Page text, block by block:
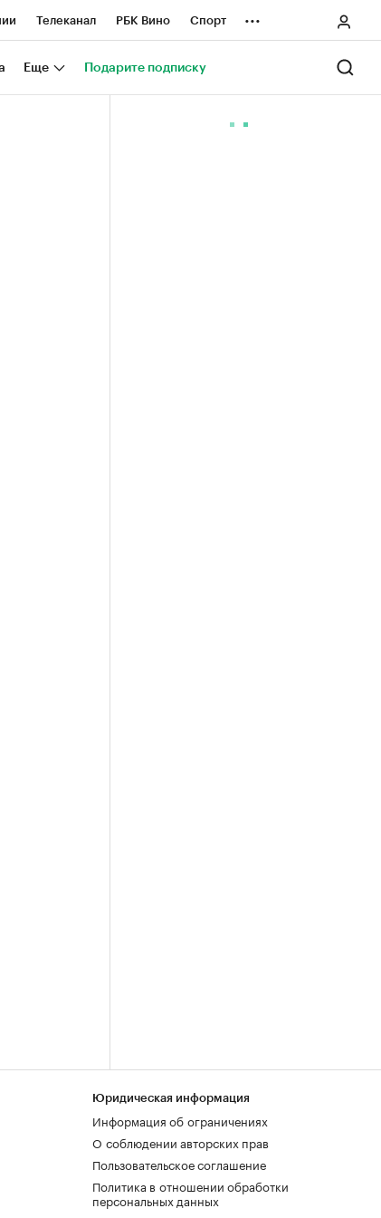
Телеканал РБК Вино Спорт
Город
...
Еще Подарите подписку
Юридическая информация
Информация об ограничениях
О соблюдении авторских прав
Пользовательское соглашение
Политика в отношении обработки
персональных данных